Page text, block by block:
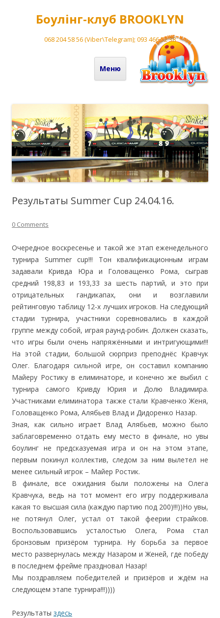
Боулінг-клуб BROOKLYN
068 204 58 56 (Viber\Telegram); 093 466 52 38
Меню
Перейти до вмісту
Результаты Summer Cup 24.04.16.
0 Comments
Очередное воскресенье и такой же этап еженедельного
турнира Summer cup!!! Тон квалификационным играм
задавали Кривда Юра и Головащенко Рома, сыграв
средний 198,83 и 193,33 за шесть партий, и это при
отрицательных гандикапах, они и возглавили
рейтинговую таблицу 12-х лучших игроков. На следующий
стадии турнира, участники соревновались в каждой
группе между собой, играя раунд-робин. Должен сказать,
что игры были очень напряжёнными и интригующими!!!
На этой стадии, большой сюрприз преподнёс Кравчук
Олег. Благодаря сильной игре, он составил компанию
Майеру Ростику в елиминаторе, и конечно же выбил с
турнира самого Кривду Юрия и Долю Владимира.
Участниками елиминатора также стали Кравченко Женя,
Головащенко Рома, Алябьев Влад и Дидоренко Назар.
Зная, как сильно играет Влад Алябьев, можно было
заблаговременно отдать ему место в финале, но увы
боулинг не предсказуемая игра и он на этом этапе,
первым покинул коллектив, следом за ним вылетел не
менее сильный игрок – Майер Ростик.
В финале, все ожидания были положены на Олега
Кравчука, ведь на тот момент его игру поддерживала
какая то высшая сила (каждую партию под 200)!!!))Но увы,
не потянул Олег, устал от такой феерии страйков.
Воспользовавшись усталостью Олега, Рома стал
бронзовым призёром турнира. Ну борьба за первое
место развернулась между Назаром и Женей, где победу
в последнем фрейме праздновал Назар!
Мы поздравляем победителей и призёров и ждём на
следующем этапе турнира!!!))))
Результаты здесь